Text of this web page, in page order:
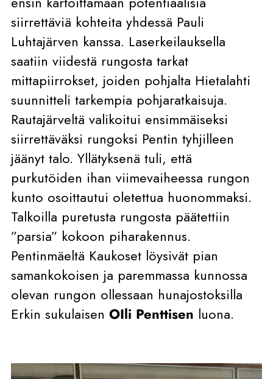
siirrettäviä kohteita yhdessä Pauli
Luhtajärven kanssa. Laserkeilauksella
saatiin viidestä rungosta tarkat
mittapiirrokset, joiden pohjalta Hietalahti
suunnitteli tarkempia pohjaratkaisuja.
Rautajärveltä valikoitui ensimmäiseksi
siirrettäväksi rungoksi Pentin tyhjilleen
jäänyt talo. Yllätyksenä tuli, että
purkutöiden ihan viimevaiheessa rungon
kunto osoittautui oletettua huonommaksi.
Talkoilla puretusta rungosta päätettiin
”parsia” kokoon piharakennus.
Pentinmäeltä Kaukoset löysivät pian
samankokoisen ja paremmassa kunnossa
olevan rungon ollessaan hunajostoksilla
Erkin sukulaisen OIli Penttisen luona.